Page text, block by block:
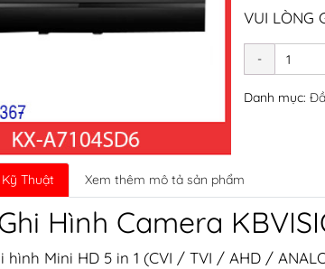
VUI LÒNG
Danh mục:
Thuật Xem thêm mô tả sản phẩm
Hình Camera
hình Mini HD 5 in 1 (CVI / TVI / AHD /